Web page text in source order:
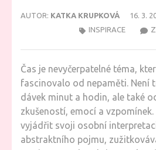
AUTOR: KATKA KRUPKOVÁ
16. 3.
INSPIRACE
Čas je nevyčerpatelné téma,
fascinovalo od nepaměti. Není
dávek minut a hodin, ale také
zkušeností, emocí a
vyjádřit svoji osobní
abstraktního pojmu,